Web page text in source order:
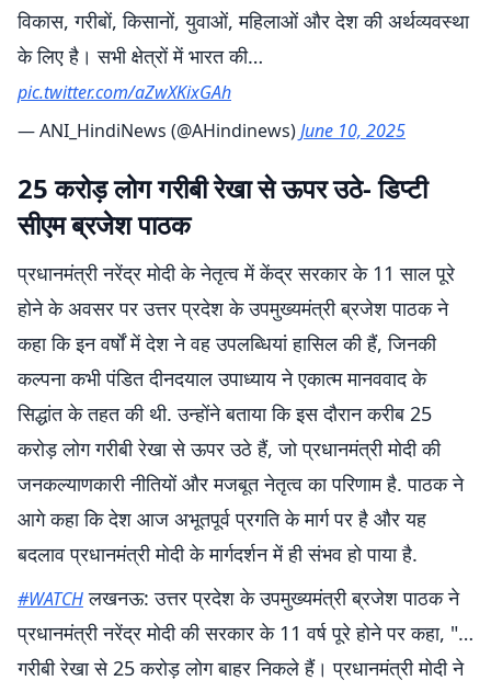
विकास, गरीबों, किसानों, युवाओं, महिलाओं और देश की अर्थव्यवस्था
के लिए है। सभी क्षेत्रों में भारत की…
pic.twitter.com/aZwXKixGAh
— ANI_HindiNews (@AHindinews)June 10, 2025
25 करोड़ लोग गरीबी रेखा से ऊपर उठे- डिप्टी
सीएम ब्रजेश पाठक
प्रधानमंत्री नरेंद्र मोदी के नेतृत्व में केंद्र सरकार के 11 साल पूरे
होने के अवसर पर उत्तर प्रदेश के उपमुख्यमंत्री ब्रजेश पाठक ने
कहा कि इन वर्षों में देश ने वह उपलब्धियां हासिल की हैं, जिनकी
कल्पना कभी पंडित दीनदयाल उपाध्याय ने एकात्म मानववाद के
सिद्धांत के तहत की थी. उन्होंने बताया कि इस दौरान करीब 25
करोड़ लोग गरीबी रेखा से ऊपर उठे हैं, जो प्रधानमंत्री मोदी की
जनकल्याणकारी नीतियों और मजबूत नेतृत्व का परिणाम है. पाठक ने
आगे कहा कि देश आज अभूतपूर्व प्रगति के मार्ग पर है और यह
बदलाव प्रधानमंत्री मोदी के मार्गदर्शन में ही संभव हो पाया है.
#WATCHलखनऊ: उत्तर प्रदेश के उपमुख्यमंत्री ब्रजेश पाठक ने
प्रधानमंत्री नरेंद्र मोदी की सरकार के 11 वर्ष पूरे होने पर कहा, "…
गरीबी रेखा से 25 करोड़ लोग बाहर निकले हैं। प्रधानमंत्री मोदी ने